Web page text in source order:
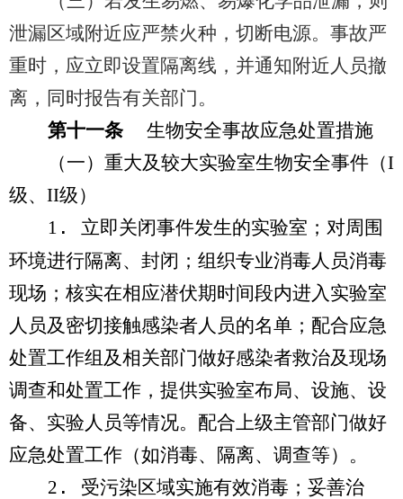
泄漏区域附近应严禁火种，切断电源。事故严
重时，应立即设置隔离线，并通知附近人员撤
离，同时报告有关部门。
第十一条生物安全事故应急处置措施
（一）重大及较大实验室生物安全事件（I
级、 II级）
1 . 立即关闭事件发生的实验室；对周围
环境进行隔离、封闭；组织专业消毒人员消毒
现场；核实在相应潜伏期时间段内进入实验室
人员及密切接触感染者人员的名单；配合应急
处置工作组及相关部门做好感染者救治及现场
调查和处置工作，提供实验室布局、设施、设
备、实验人员等情况。配合上级主管部门做好
应急处置工作（如消毒、隔离、调查等）。
2 . 受污染区域实施有效消毒；妥善治